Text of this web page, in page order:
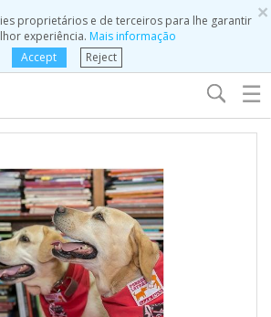
×
proprietários e de terceiros para lhe garantir
experiência. Mais informação
Accept
Reject
☰